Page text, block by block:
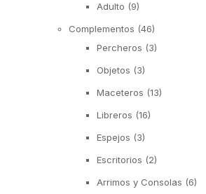
Adulto (9)
Complementos (46)
Percheros (3)
Objetos (3)
Maceteros (13)
Libreros (16)
Espejos (3)
Escritorios (2)
Arrimos y Consolas (6)